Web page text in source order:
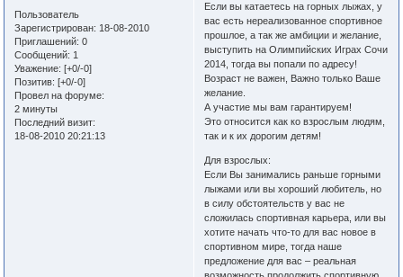
Пользователь
Зарегистрирован: 18-08-2010
Приглашений: 0
Сообщений: 1
Уважение: [+0/-0]
Позитив: [+0/-0]
Провел на форуме:
2 минуты
Последний визит:
18-08-2010 20:21:13
Если вы катаетесь на горных лыжах, у
вас есть нереализованное спортивное
прошлое, а так же амбиции и желание,
выступить на Олимпийских Играх Сочи
2014, тогда вы попали по адресу!
Возраст не важен, Важно только Ваше
желание.
А участие мы вам гарантируем!
Это относится как ко взрослым людям,
так и к их дорогим детям!
Для взрослых:
Если Вы занимались раньше горными
лыжами или вы хороший любитель, но
в силу обстоятельств у вас не
сложилась спортивная карьера, или вы
хотите начать что-то для вас новое в
спортивном мире, тогда наше
предложение для вас – реальная